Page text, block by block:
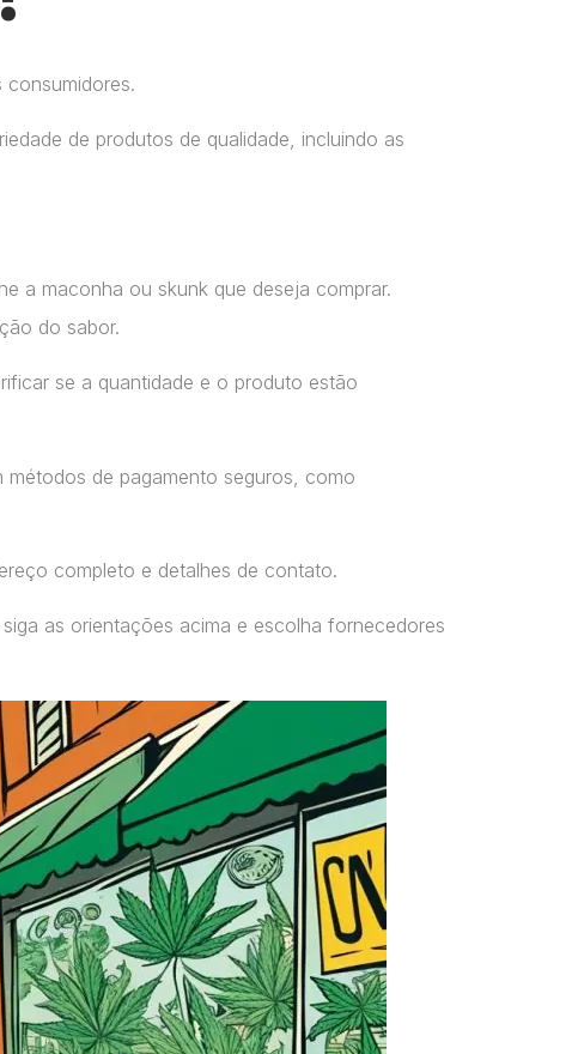
de produtos de qualidade, incluindo as
a maconha ou skunk que deseja comprar.
do sabor.
se a quantidade e o produto estão
de pagamento seguros, como
completo e detalhes de contato.
as orientações acima e escolha fornecedores